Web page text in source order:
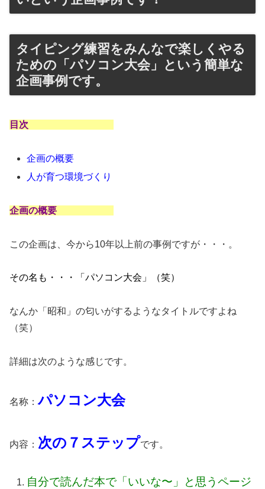
タイピング練習をみんなで楽しくやる
ための「パソコン大会」という簡単な
企画事例です。
目次
企画の概要
人が育つ環境づくり
企画の概要
この企画は、今から10年以上前の事例ですが・・・。
その名も・・・「パソコン大会」（笑）
なんか「昭和」の匂いがするようなタイトルですよね
（笑）
詳細は次のような感じです。
名称：パソコン大会
内容： 次の７ステップです。
自分で読んだ本で「いいな〜」と思うページ